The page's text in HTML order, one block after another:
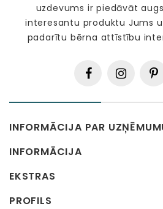
uzdevums ir piedāvāt
interesantu produktu Jums
padarītu bērna attīstību
INFORMĀCIJA PAR
INFORMĀCIJA
EKSTRAS
PROFILS